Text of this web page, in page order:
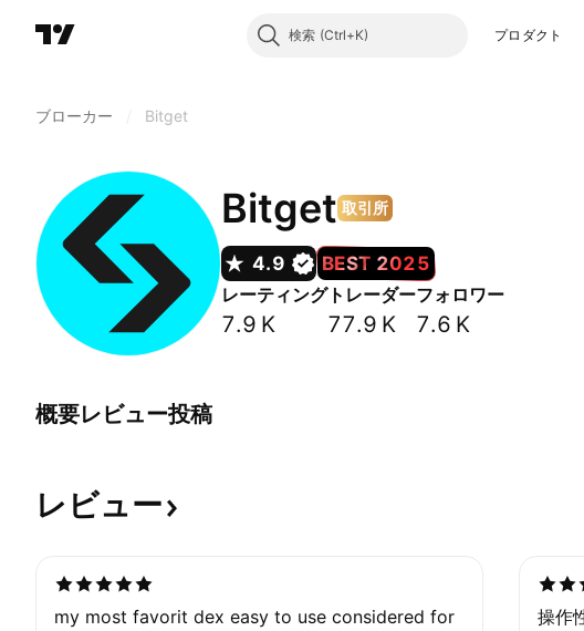
検索 プロダクト
ブローカー Bitget
Bitget 取引所
4.9
BEST 2025
レーティング
7.9 K
トレーダー
77.9 K
フォロワー
7.6 K
概要レビュー投稿
レビュー
my most favorit dex easy to use considered for
操作